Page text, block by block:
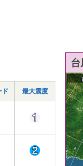
ド 最大震度